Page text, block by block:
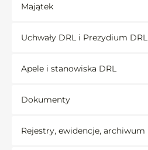
Majątek
Uchwały DRL i Prezydium DRL
Apele i stanowiska DRL
Dokumenty
Rejestry, ewidencje, archiwum